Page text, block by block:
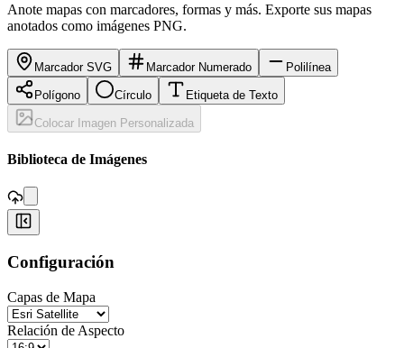
Anote mapas con marcadores, formas y más. Exporte sus mapas
anotados como imágenes PNG.
Marcador SVG Marcador Numerado Polilínea
Polígono Círculo Etiqueta de Texto
Colocar Imagen Personalizada
Biblioteca de Imágenes
+
Configuración
Capas de Mapa
Relación de Aspecto